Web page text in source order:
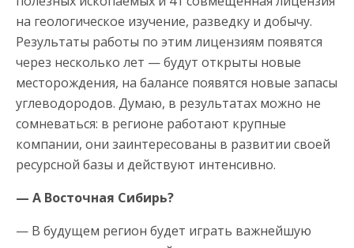
на геологическое изучение, разведку и добычу.
Результаты работы по этим лицензиям появятся
через несколько лет — будут открыты новые
месторождения, на балансе появятся новые запасы
углеводородов. Думаю, в результатах можно не
сомневаться: в регионе работают крупные
компании, они заинтересованы в развитии своей
ресурсной базы и действуют интенсивно.
— А Восточная Сибирь?
— В будущем регион будет играть важнейшую